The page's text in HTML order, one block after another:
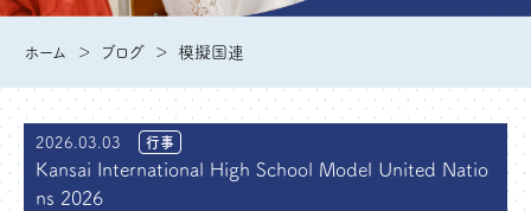
ホーム ブログ 模擬国連
2026.03.03 行事
Kansai International High School Model United Natio
ns 2026